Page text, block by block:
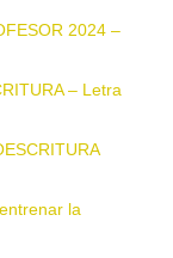
2024 –
– Letra
la